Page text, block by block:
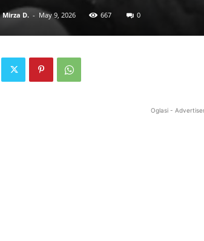
Mirza D. - May 9, 2026 667 0
Oglasi -